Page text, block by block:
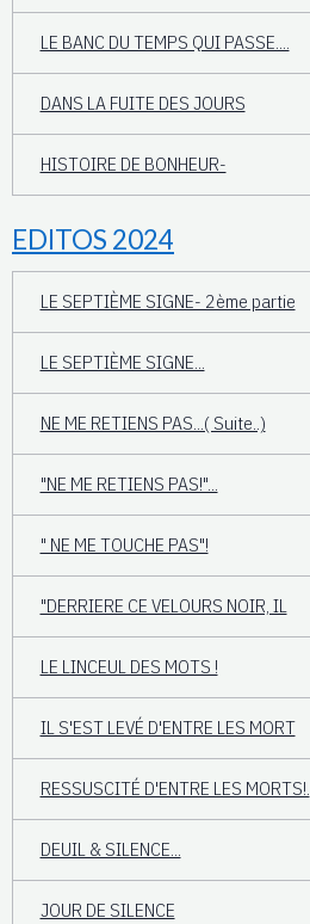
LE BANC DU TEMPS QUI PASSE....
DANS LA FUITE DES JOURS
HISTOIRE DE BONHEUR-
EDITOS 2024
LE SEPTIÈME SIGNE- 2ème partie
LE SEPTIÈME SIGNE...
NE ME RETIENS PAS...( Suite..)
"NE ME RETIENS PAS!"...
" NE ME TOUCHE PAS"!
"DERRIERE CE VELOURS NOIR, IL
LE LINCEUL DES MOTS !
IL S'EST LEVÉ D'ENTRE LES MORT
RESSUSCITÉ D'ENTRE LES MORTS!.
DEUIL & SILENCE...
JOUR DE SILENCE